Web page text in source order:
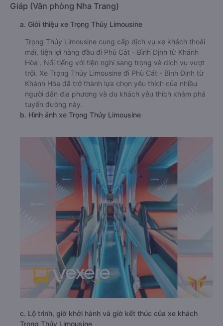
Giáp (Văn phòng Nha Trang)
a. Giới thiệu xe Trọng Thủy Limousine
Trọng Thủy Limousine cung cấp dịch vụ xe khách thoải
mái, tiện lợi hàng đầu đi Phù Cát - Bình Định từ Khánh
Hòa . Nổi tiếng với tiện nghi sang trọng và dịch vụ vượt
trội. Xe Trọng Thủy Limousine đi Phù Cát - Bình Định từ
Khánh Hòa đã trở thành lựa chọn yêu thích của nhiều
người dân địa phương và du khách yêu thích khám phá
tuyến đường này.
b. Hình ảnh xe Trọng Thủy Limousine
c. Lộ trình, giờ khởi hành và giờ kết thúc của xe khách
Trọng Thủy Limousine